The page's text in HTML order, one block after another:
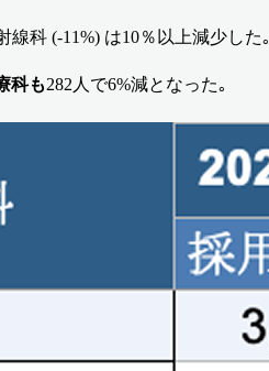
線科 (-11%) は10％以上減少した｡
科も282人で6%減となった｡